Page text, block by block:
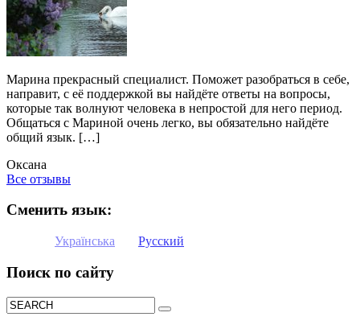
Марина прекрасный специалист. Поможет разобраться в себе,
направит, с её поддержкой вы найдёте ответы на вопросы,
которые так волнуют человека в непростой для него период.
Общаться с Мариной очень легко, вы обязательно найдёте
общий язык. […]
Оксана
Все отзывы
Сменить язык:
Українська Русский
Поиск по сайту